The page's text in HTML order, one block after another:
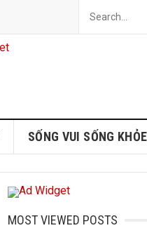
SỐNG VUI SỐNG KHỎE
MOST VIEWED POSTS